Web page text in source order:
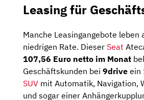
Leasing für
Manche Leasingangebote leben
niedrigen Rate. Dieser Seat
107,56 Euro netto im Monat
Geschäftskunden bei 9drive ein
SUV mit Automatik, Navigation,
und sogar einer